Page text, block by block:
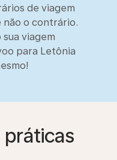
de viagem
não o contrário.
viagem
para Letônia